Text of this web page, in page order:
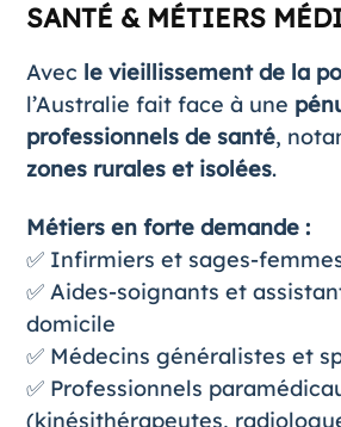
SANTÉ & MÉTIERS
Avec le vieillissement de la
l’Australie fait face à une
professionnels de santé,
zones rurales et isolées.
Métiers en forte demande :
✅ Infirmiers et sages-
✅ Aides-soignants et
domicile
✅ Médecins généralistes et
✅ Professionnels
(kinésithérapeutes,